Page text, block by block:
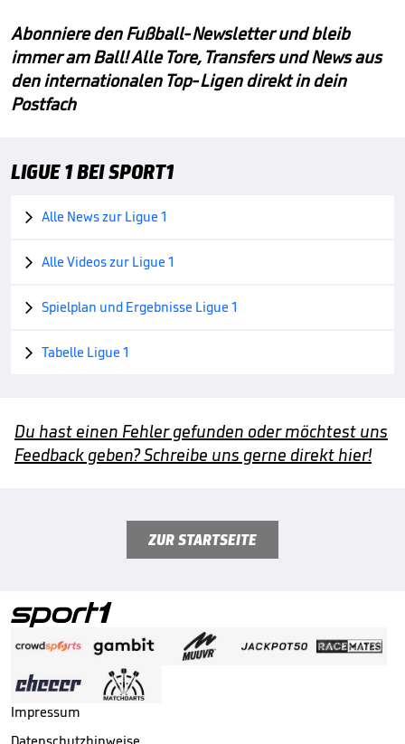
Abonniere den Fußball-Newsletter und bleib
immer am Ball! Alle Tore, Transfers und News aus
den internationalen Top-Ligen direkt in dein
Postfach
LIGUE 1 BEI SPORT1
 Alle News zur Ligue 1
 Alle Videos zur Ligue 1
 Spielplan und Ergebnisse Ligue 1
 Tabelle Ligue 1
Du hast einen Fehler gefunden oder möchtest uns
Feedback geben? Schreibe uns gerne direkt hier!
ZUR STARTSEITE
Impressum
Datenschutzhinweise